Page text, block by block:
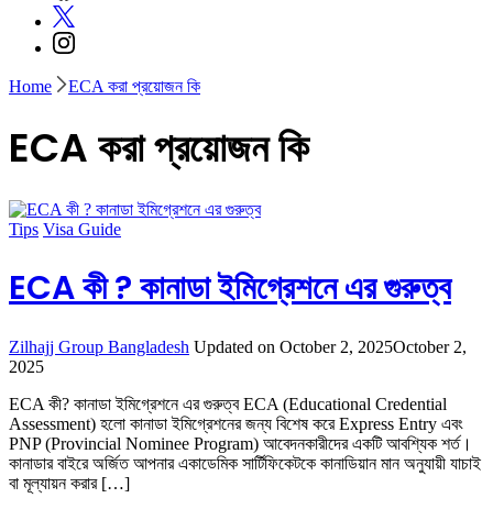
Home ECA করা প্রয়োজন কি
ECA করা প্রয়োজন কি
Tips Visa Guide
ECA কী ? কানাডা ইমিগ্রেশনে এর গুরুত্ব
Zilhajj Group Bangladesh Updated on October 2, 2025October 2,
2025
ECA কী? কানাডা ইমিগ্রেশনে এর গুরুত্ব ECA (Educational Credential
Assessment) হলো কানাডা ইমিগ্রেশনের জন্য বিশেষ করে Express Entry এবং
PNP (Provincial Nominee Program) আবেদনকারীদের একটি আবশ্যিক শর্ত।
কানাডার বাইরে অর্জিত আপনার একাডেমিক সার্টিফিকেটকে কানাডিয়ান মান অনুযায়ী যাচাই
বা মূল্যায়ন করার […]